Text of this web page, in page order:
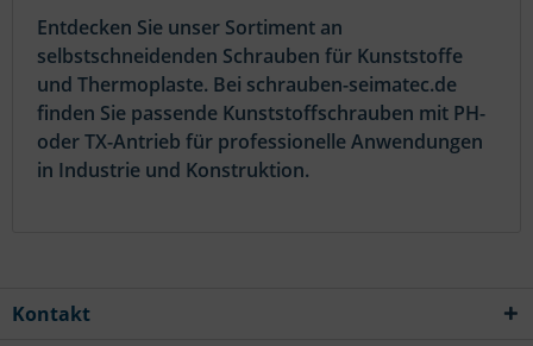
Entdecken Sie unser Sortiment an
selbstschneidenden Schrauben für Kunststoffe
und Thermoplaste. Bei schrauben-seimatec.de
finden Sie passende Kunststoffschrauben mit PH-
oder TX-Antrieb für professionelle Anwendungen
in Industrie und Konstruktion.
Kontakt